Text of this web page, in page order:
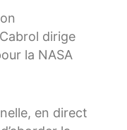
dirige
la NASA
en direct